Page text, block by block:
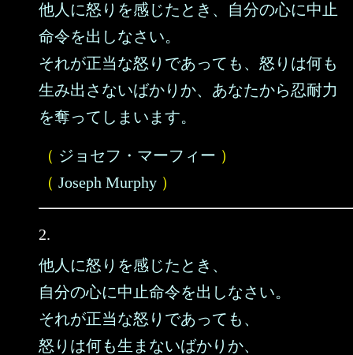
他人に怒りを感じたとき、自分の心に中止
命令を出しなさい。
それが正当な怒りであっても、怒りは何も
生み出さないばかりか、あなたから忍耐力
を奪ってしまいます。
（ ジョセフ・マーフィー ）
（ Joseph Murphy ）
2.
他人に怒りを感じたとき、
自分の心に中止命令を出しなさい。
それが正当な怒りであっても、
怒りは何も生まないばかりか、